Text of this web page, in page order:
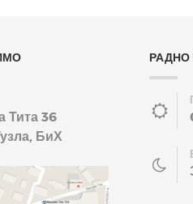
Тита 36
БиХ
РАДНО